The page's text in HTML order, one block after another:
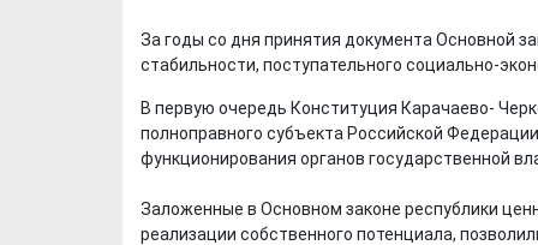
За годы со дня принятия документа Основной
стабильности, поступательного социально-
В первую очередь Конституция Карачаево-
полноправного субъекта Российской
функционирования органов государственной
Заложенные в Основном законе республики
реализации собственного потенциала,